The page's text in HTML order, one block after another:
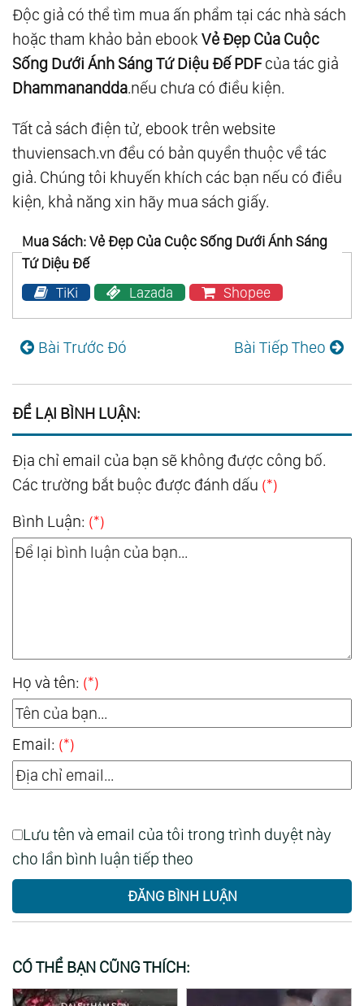
Độc giả có thể tìm mua ấn phẩm tại các nhà sách
hoặc tham khảo bản ebook Vẻ Đẹp Của Cuộc
Sống Dưới Ánh Sáng Tứ Diệu Đế PDFcủa tác giả
Dhammanandda.nếu chưa có điều kiện.
Tất cả sách điện tử, ebook trên website
thuviensach.vn đều có bản quyền thuộc về tác
giả. Chúng tôi khuyến khích các bạn nếu có điều
kiện, khả năng xin hãy mua sách giấy.
Mua Sách: Vẻ Đẹp Của Cuộc Sống Dưới Ánh Sáng
Tứ Diệu Đế
TiKi
Lazada Shopee
Bài Trước Đó Bài Tiếp Theo
ĐỂ LẠI BÌNH LUẬN:
Địa chỉ email của bạn sẽ không được công bố.
Các trường bắt buộc được đánh dấu (*)
Bình Luận: (*)
Họ và tên: (*)
Email: (*)
Lưu tên và email của tôi trong trình duyệt này
cho lần bình luận tiếp theo
ĐĂNG BÌNH LUẬN
CÓ THỂ BẠN CŨNG THÍCH: